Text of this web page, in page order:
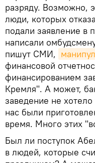
разряду. Возможно,
люди, которых
подали заявление в
написали
пишут СМИ,
финансовой
финансированием
Кремля". А может,
заведение не
нас были
время. Много этих
Был ли поступок
в людей, которые